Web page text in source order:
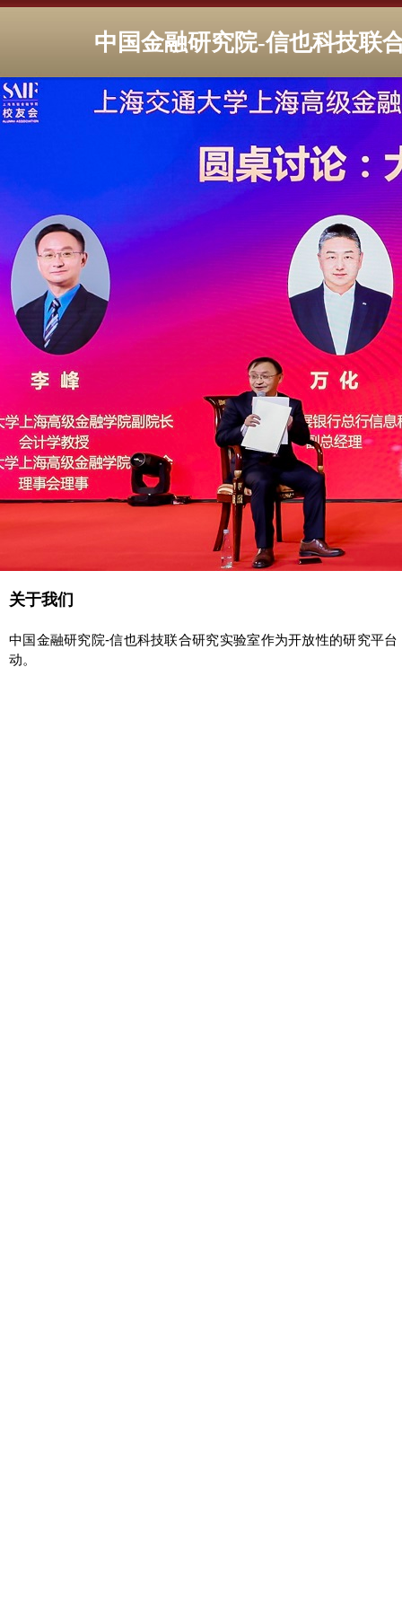
中国金融研究院-信也科技联
关于我们
中国金融研究院-信也科技联合研究实验室作为开放性的研究平
动。